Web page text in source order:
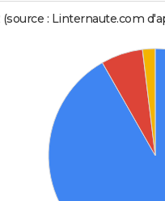
: Linternaute.com